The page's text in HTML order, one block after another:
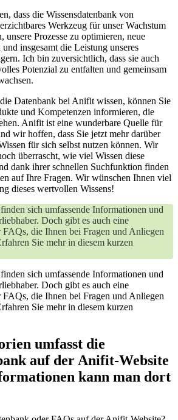
dass die Wissensdatenbank‍ von⁣
Werkzeug für unser Wachstum‍
unsere Prozesse zu optimieren, neue
insgesamt die Leistung unseres
Ich bin⁢ zuversichtlich, dass sie auch
Potenzial ⁢zu ⁣entfalten und gemeinsam
Datenbank bei Anifit wissen, können Sie
und Kompetenzen informieren, die
Anifit ist eine wunderbare Quelle ⁣für
⁢wir hoffen, dass Sie jetzt mehr darüber​
für sich ⁤selbst nutzen‌ können. Wir
⁣überrascht, ‌wie viel Wissen diese
dank ihrer schnellen ​Suchfunktion finden
auf Ihre Fragen. ‍Wir wünschen Ihnen viel
dieses⁤ wertvollen Wissens!
sich umfassende Informationen und
Doch gibt es auch eine
FAQs, die Ihnen bei Fragen und Anliegen
Sie mehr in diesem kurzen
sich umfassende Informationen und
Doch gibt es auch eine
FAQs, die Ihnen bei Fragen und Anliegen
Sie mehr in diesem kurzen
umfasst ⁢die
auf der⁤ Anifit-Website
kann man dort